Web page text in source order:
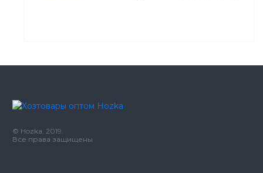
Количество в упаковке
© Hozka. 2019.
Все права защищены